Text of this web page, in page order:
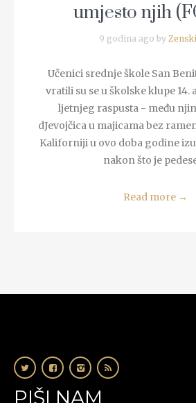
umjesto njih
9 godina ago by
Učenici srednje škole San
vratili su se u školske klupe 14.
ljetnjeg raspusta - među
dJevojčica u majicama bez
Kaliforniji u ovo doba godine
nakon što je
Read more →
PIŠI NAM